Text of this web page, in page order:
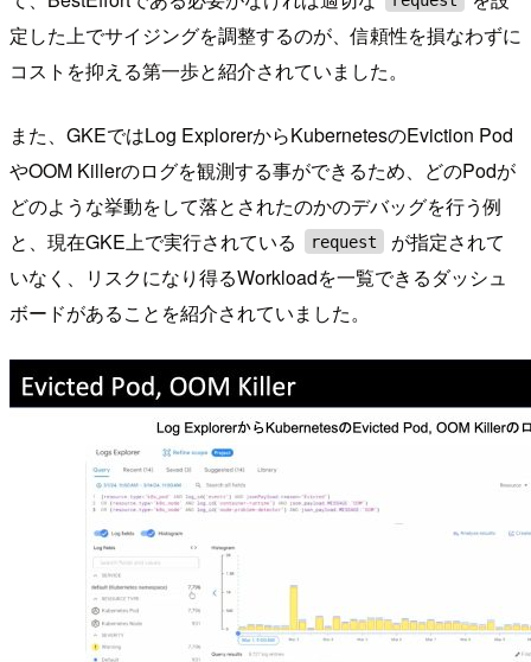
定した上でサイジングを調整するのが、信頼性を損なわずに
コストを抑える第一歩と紹介されていました。
また、GKEではLog ExplorerからKubernetesのEviction Pod
やOOM Killerのログを観測する事ができるため、どのPodが
どのような挙動をして落とされたのかのデバッグを行う例
と、現在GKE上で実行されている
request
が指定されて
いなく、リスクになり得るWorkloadを一覧できるダッシュ
ボードがあることを紹介されていました。